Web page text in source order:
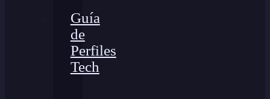
Guía
de
Perfiles
Tech